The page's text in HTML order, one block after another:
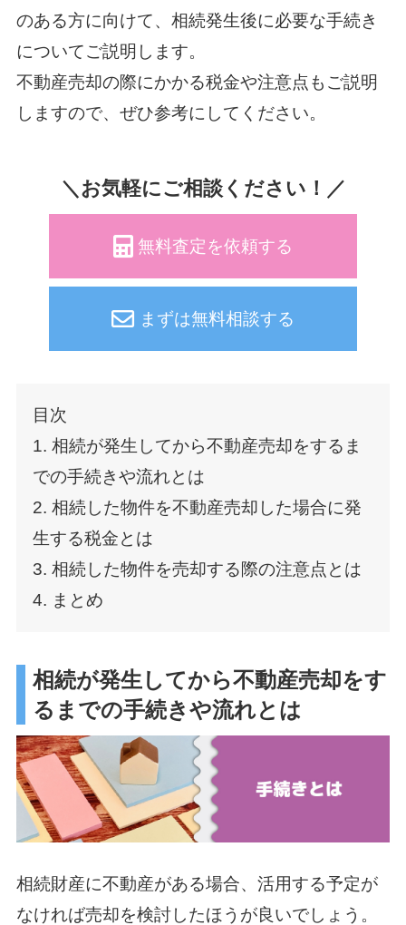
のある方に向けて、相続発生後に必要な手続き
についてご説明します。
不動産売却の際にかかる税金や注意点もご説明
しますので、ぜひ参考にしてください。
＼お気軽にご相談ください！／
無料査定を依頼する
まずは無料相談する
目次
1. 相続が発生してから不動産売却をするま
での手続きや流れとは
2. 相続した物件を不動産売却した場合に発
生する税金とは
3. 相続した物件を売却する際の注意点とは
4. まとめ
相続が発生してから不動産売却をす
るまでの手続きや流れとは
相続財産に不動産がある場合、活用する予定が
なければ売却を検討したほうが良いでしょう。